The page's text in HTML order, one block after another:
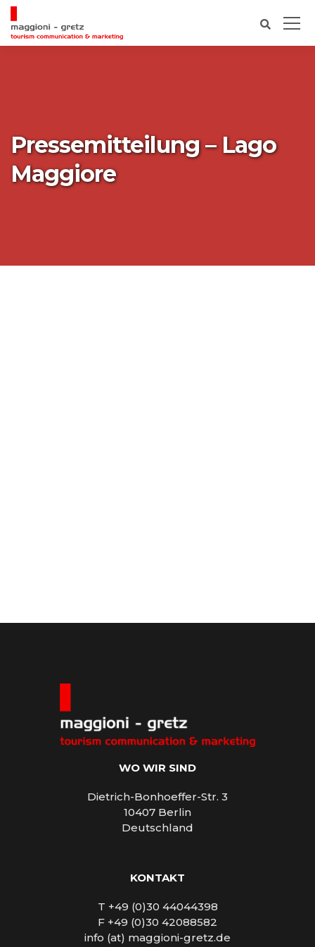
Pressemitteilung – Lago
Maggiore
WO WIR SIND
Dietrich-Bonhoeffer-Str. 3
10407 Berlin
Deutschland
KONTAKT
T +49 (0)30 44044398
F +49 (0)30 42088582
info (at) maggioni-gretz.de